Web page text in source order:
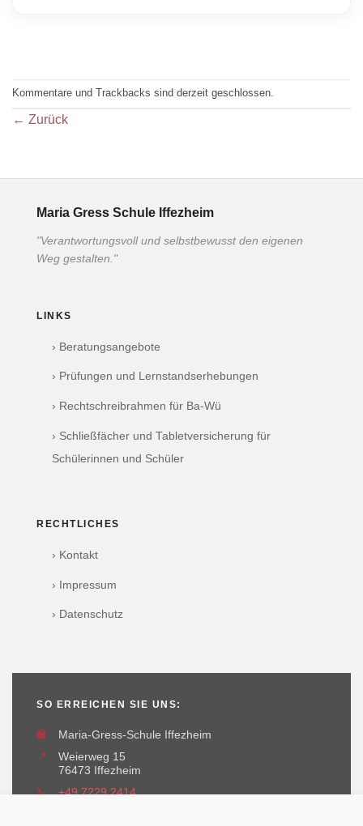
Kommentare und Trackbacks sind derzeit geschlossen.
← Zurück
Maria Gress Schule Iffezheim
"Verantwortungsvoll und selbstbewusst den eigenen
Weg gestalten."
LINKS
› Beratungsangebote
› Prüfungen und Lernstandserhebungen
› Rechtschreibrahmen für Ba-Wü
› Schließfächer und Tabletversicherung für
Schülerinnen und Schüler
RECHTLICHES
› Kontakt
› Impressum
› Datenschutz
SO ERREICHEN SIE UNS:
🏫
Maria-Gress-Schule Iffezheim
📍
Weierweg 15
76473 Iffezheim
📞
+49 7229 2414